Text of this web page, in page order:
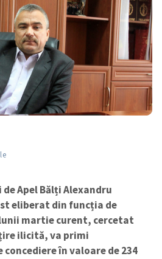
Apel Bălți Alexandru
eliberat din funcția de
martie curent, cercetat
ilicită, va primi
în valoare de 234